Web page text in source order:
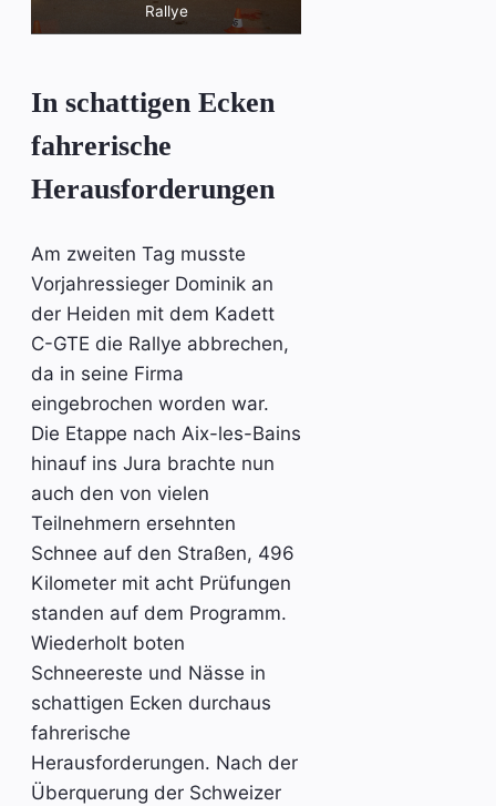
Rallye
In schattigen Ecken
fahrerische
Herausforderungen
Am zweiten Tag musste
Vorjahressieger Dominik an
der Heiden mit dem Kadett
C-GTE die Rallye abbrechen,
da in seine Firma
eingebrochen worden war.
Die Etappe nach Aix-les-Bains
hinauf ins Jura brachte nun
auch den von vielen
Teilnehmern ersehnten
Schnee auf den Straßen, 496
Kilometer mit acht Prüfungen
standen auf dem Programm.
Wiederholt boten
Schneereste und Nässe in
schattigen Ecken durchaus
fahrerische
Herausforderungen. Nach der
Überquerung der Schweizer